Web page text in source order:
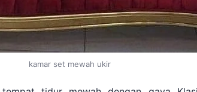
kamar set mewah ukir